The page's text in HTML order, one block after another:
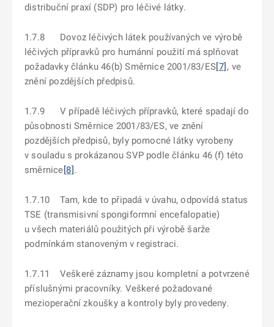
distribuční praxí (SDP) pro léčivé látky.
1.7.8 Dovoz léčivých látek používaných ve výrobě
léčivých přípravků pro humánní použití má splňovat
požadavky článku 46(b) Směrnice 2001/83/ES[7] , ve
znění pozdějších předpisů.
1.7.9 V případě léčivých přípravků, které spadají do
působnosti Směrnice 2001/83/ES, ve znění
pozdějších předpisů, byly pomocné látky vyrobeny
v souladu s prokázanou SVP podle článku 46 (f) této
směrnice[8] .
1.7.10 Tam, kde to připadá v úvahu, odpovídá status
TSE (transmisivní spongiformní encefalopatie)
u všech materiálů použitých při výrobě šarže
podmínkám stanoveným v registraci.
1.7.11 Veškeré záznamy jsou kompletní a potvrzené
příslušnými pracovníky. Veškeré požadované
mezioperační zkoušky a kontroly byly provedeny.